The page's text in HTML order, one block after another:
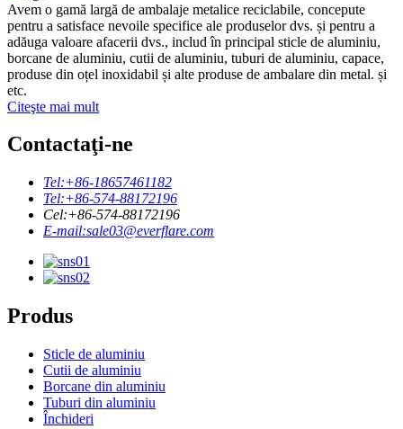
Avem o gamă largă de ambalaje metalice reciclabile, concepute
pentru a satisface nevoile specifice ale produselor dvs. și pentru a
adăuga valoare afacerii dvs., includ în principal sticle de aluminiu,
borcane de aluminiu, cutii de aluminiu, tuburi de aluminiu, capace,
produse din oțel inoxidabil și alte produse de ambalare din metal. și
etc.
Citeşte mai mult
Contactaţi-ne
Tel:+86-18657461182
Tel:+86-574-88172196
Cel:+86-574-88172196
E-mail:sale03@everflare.com
Produs
Sticle de aluminiu
Cutii de aluminiu
Borcane din aluminiu
Tuburi din aluminiu
Închideri